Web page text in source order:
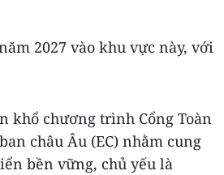
2027 vào khu vực này, với
khổ chương trình Cổng Toàn
châu Âu (EC) nhằm cung
bền vững, chủ yếu là